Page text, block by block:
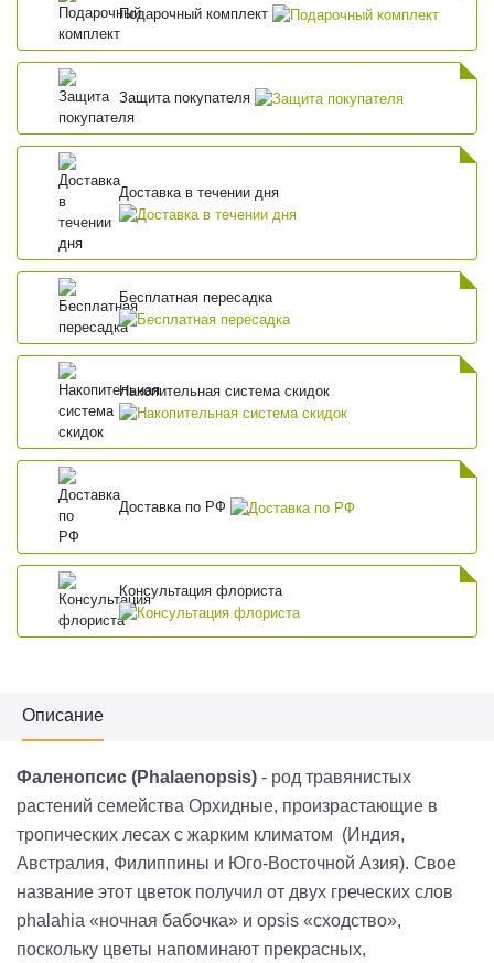
Подарочный комплект
Защита покупателя
Доставка в течении дня
Бесплатная пересадка
Накопительная система скидок
Доставка по РФ
Консультация флориста
Описание
Фаленопсис (Phalaenopsis) - род травянистых
растений семейства Орхидные, произрастающие в
тропических лесах с жарким климатом (Индия,
Австралия, Филиппины и Юго-Восточной Азия). Свое
название этот цветок получил от двух греческих слов
phalahia «ночная бабочка» и opsis «сходство»,
поскольку цветы напоминают прекрасных,